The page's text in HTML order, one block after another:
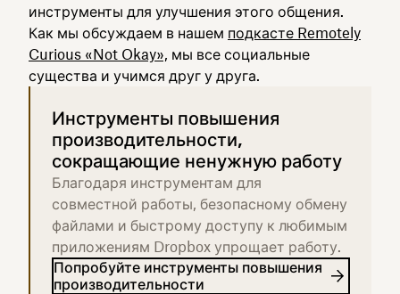
инструменты для улучшения этого общения.
Как мы обсуждаем в нашем подкасте Remotely
Curious «Not Okay», мы все социальные
существа и учимся друг у друга.
Инструменты повышения
производительности,
сокращающие ненужную работу
Благодаря инструментам для
совместной работы, безопасному обмену
файлами и быстрому доступу к любимым
приложениям Dropbox упрощает работу.
Попробуйте инструменты повышения
производительности